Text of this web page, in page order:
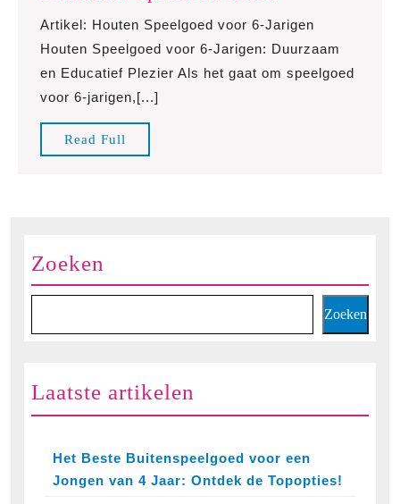
voor
6-
Jarigen:
Artikel: Houten Speelgoed voor 6-Jarigen
Houten Speelgoed voor 6-Jarigen: Duurzaam
en Educatief Plezier Als het gaat om speelgoed
voor 6-jarigen,[...]
Read Full
Full
Zoeken
Zoeken
Laatste artikelen
Het Beste Buitenspeelgoed voor een
Jongen van 4 Jaar: Ontdek de Topopties!